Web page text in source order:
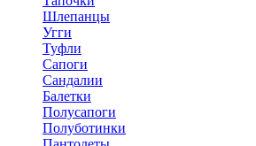
Шлепанцы
Угги
Туфли
Сапоги
Сандалии
Балетки
Полусапоги
Полуботинки